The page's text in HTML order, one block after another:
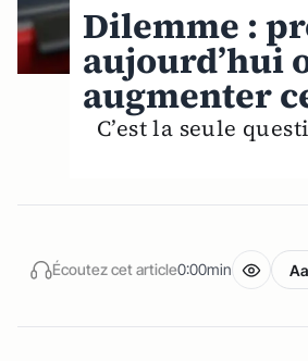
Dilemme :
aujourd’hui
augmenter
C’est la seule
Écoutez cet article0:00min Aa